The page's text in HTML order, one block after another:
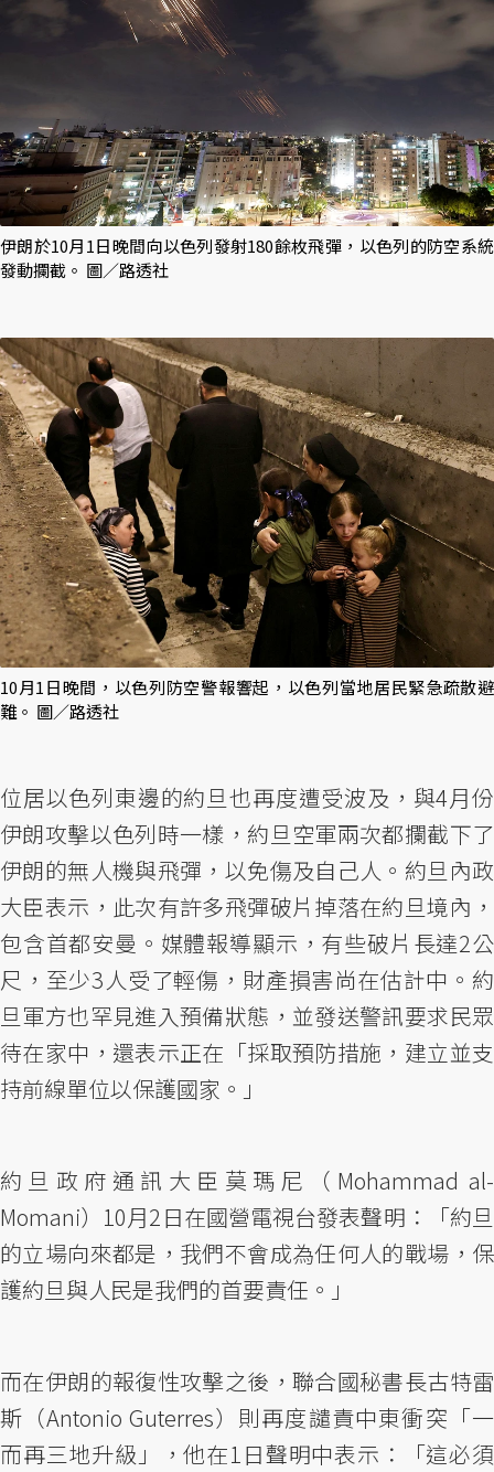
伊朗於10月1日晚間向以色列發射180餘枚飛彈，以色列的防空系統
發動攔截。 圖／路透社
10月1日晚間，以色列防空警報響起，以色列當地居民緊急疏散避
難。 圖／路透社
位居以色列東邊的約旦也再度遭受波及，與4月份
伊朗攻擊以色列時一樣，約旦空軍兩次都攔截下了
伊朗的無人機與飛彈，以免傷及自己人。約旦內政
大臣表示，此次有許多飛彈破片掉落在約旦境內，
包含首都安曼。媒體報導顯示，有些破片長達2公
尺，至少3人受了輕傷，財產損害尚在估計中。約
旦軍方也罕見進入預備狀態，並發送警訊要求民眾
待在家中，還表示正在「採取預防措施，建立並支
持前線單位以保護國家。」
約旦政府通訊大臣莫瑪尼（Mohammad al-
Momani）10月2日在國營電視台發表聲明：「約旦
的立場向來都是，我們不會成為任何人的戰場，保
護約旦與人民是我們的首要責任。」
而在伊朗的報復性攻擊之後，聯合國秘書長古特雷
斯（Antonio Guterres）則再度譴責中東衝突「一
而再三地升級」，他在1日聲明中表示：「這必須